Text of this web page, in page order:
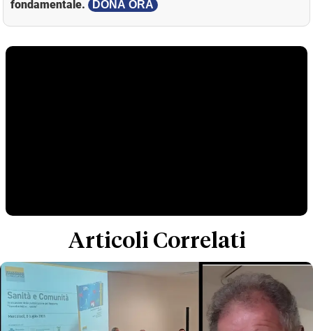
fondamentale. DONA ORA
Articoli Correlati